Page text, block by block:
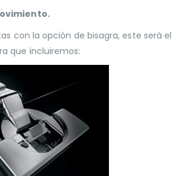
con la opción de bisagra, este será el
que incluiremos: